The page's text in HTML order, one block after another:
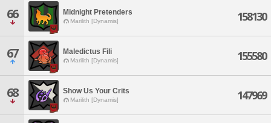
66 Midnight Pretenders
Marilith [Dynamis] 158130
67 Maledictus Fili
Marilith [Dynamis] 155580
68 Show Us Your Crits
Marilith [Dynamis] 147969